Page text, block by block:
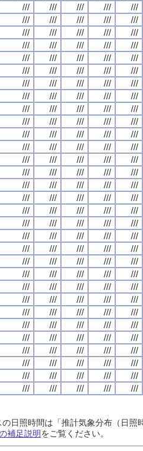
/// /// /// ///
///
/// /// /// ///
///
/// /// /// ///
///
/// /// /// ///
///
/// /// /// ///
///
/// /// /// ///
///
/// /// /// ///
///
/// /// /// ///
///
/// /// /// ///
///
/// /// /// ///
///
/// /// /// ///
///
/// /// /// ///
///
/// /// /// ///
///
/// /// /// ///
///
/// /// /// ///
///
/// /// /// ///
///
/// /// /// ///
///
/// /// /// ///
///
/// /// /// ///
///
/// /// /// ///
///
/// /// /// ///
///
/// /// /// ///
///
/// /// /// ///
///
/// /// /// ///
///
/// /// /// ///
///
/// /// /// ///
///
/// /// /// ///
///
/// /// /// ///
///
/// /// /// ///
///
/// /// /// ///
///
/// /// /// /// ///
日照時間は「推計気象分布（日
補足説明をご覧ください。